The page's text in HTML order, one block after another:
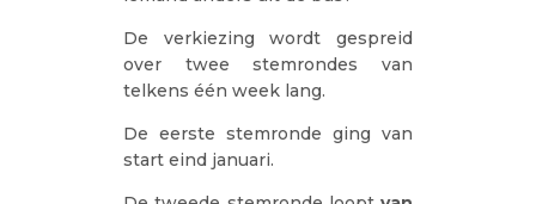
De verkiezing wordt gespreid
over twee stemrondes van
telkens één week lang.
De eerste stemronde ging van
start eind januari.